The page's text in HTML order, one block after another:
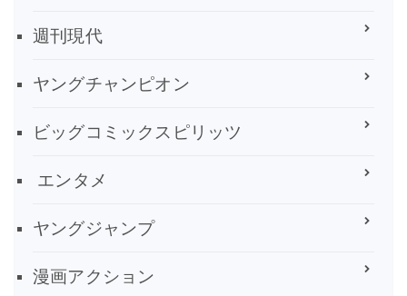
週刊現代
ヤングチャンピオン
ビッグコミックスピリッツ
エンタメ
ヤングジャンプ
漫画アクション